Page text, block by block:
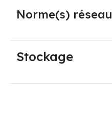
Norme(s) réseau
Stockage